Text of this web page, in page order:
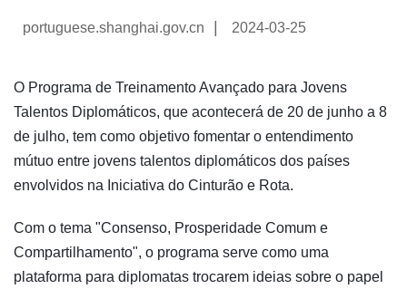
portuguese.shanghai.gov.cn 2024-03-25
O Programa de Treinamento Avançado para Jovens
Talentos Diplomáticos, que acontecerá de 20 de junho a 8
de julho, tem como objetivo fomentar o entendimento
mútuo entre jovens talentos diplomáticos dos países
envolvidos na Iniciativa do Cinturão e Rota.
Com o tema "Consenso, Prosperidade Comum e
Compartilhamento", o programa serve como uma
plataforma para diplomatas trocarem ideias sobre o papel